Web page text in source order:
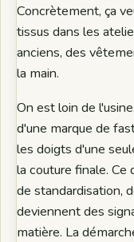
Concrètement, ça
tissus dans les
anciens, des
la main.
On est loin de
d'une marque de
les doigts d'une
la couture finale. Ce
de standardisation,
deviennent des
matière. La